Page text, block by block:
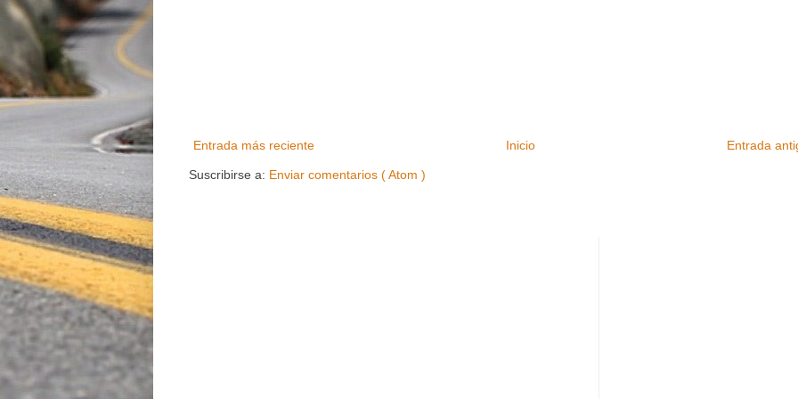
Entrada más reciente Entrada
Inicio
Suscribirse a: Enviar comentarios ( Atom )